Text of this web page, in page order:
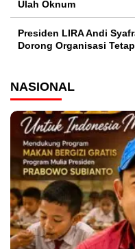
Ulah Oknum
Presiden LIRA Andi
Dorong Organisasi
NASIONAL